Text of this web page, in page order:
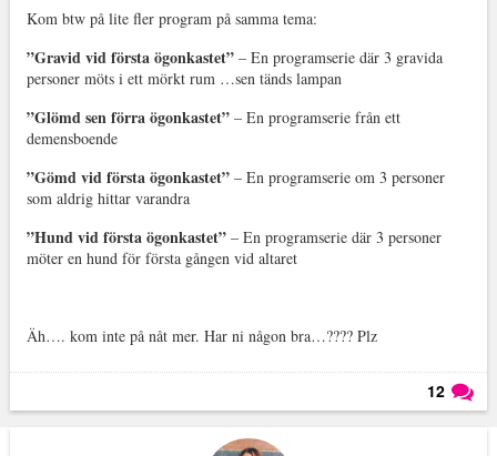
Kom btw på lite fler program på samma tema:
”Gravid vid första ögonkastet”– En programserie där 3 gravida
personer möts i ett mörkt rum …sen tänds lampan
”Glömd sen förra ögonkastet”– En programserie från ett
demensboende
”Gömd vid första ögonkastet”– En programserie om 3 personer
som aldrig hittar varandra
”Hund vid första ögonkastet” – En programserie där 3 personer
möter en hund för första gången vid altaret
Äh…. kom inte på nåt mer. Har ni någon bra…???? Plz
12